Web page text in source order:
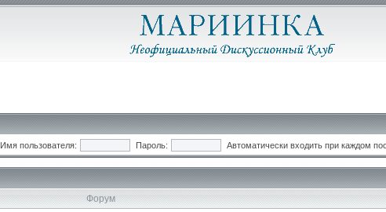
Имя пользователя: Пароль: Автоматически входить при каждом
Форум